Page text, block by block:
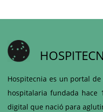
Hospitecnia es un portal
hospitalaria fundada hace
digital que nació para